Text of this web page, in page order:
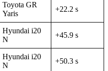
Toyota GR
Yaris
+22.2 s
Hyundai i20
N
+45.9 s
Hyundai i20
N
+50.3 s